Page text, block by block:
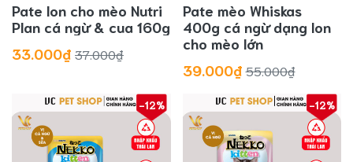
Pate lon cho mèo Nutri
Plan cá ngừ & cua 160g
33.000₫ 37.000₫
Pate mèo Whiskas
400g cá ngừ dạng lon
cho mèo lớn
39.000₫ 55.000₫
-12% -12%